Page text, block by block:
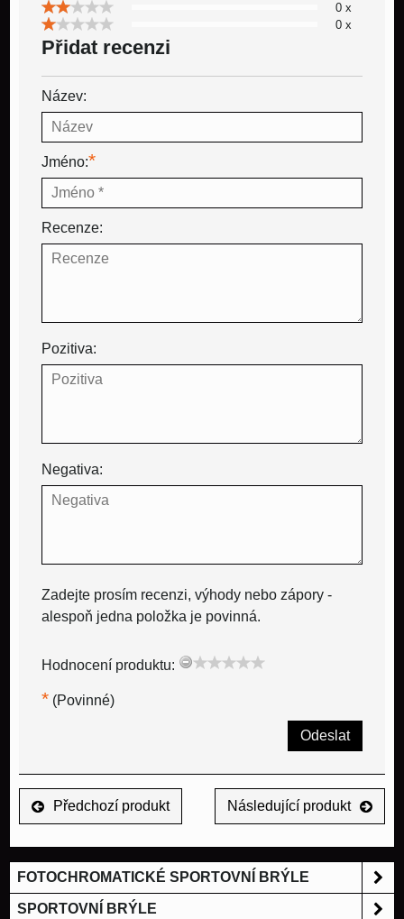
0 x
0 x
Přidat recenzi
Název:
Jméno:*
Recenze:
Pozitiva:
Negativa:
Zadejte prosím recenzi, výhody nebo zápory -
alespoň jedna položka je povinná.
Hodnocení produktu:
* (Povinné)
Odeslat
Předchozí produkt Následující produkt
FOTOCHROMATICKÉ SPORTOVNÍ BRÝLE
SPORTOVNÍ BRÝLE